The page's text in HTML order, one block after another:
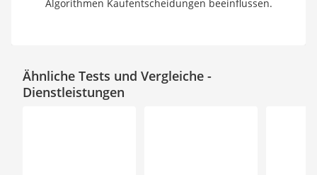
Algorithmen Kaufentscheidungen beeinflussen.
Ähnliche Tests und Vergleiche -
Dienstleistungen